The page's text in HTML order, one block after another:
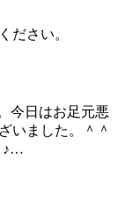
ださい。
今日はお足元悪
いました。＾＾
♪…